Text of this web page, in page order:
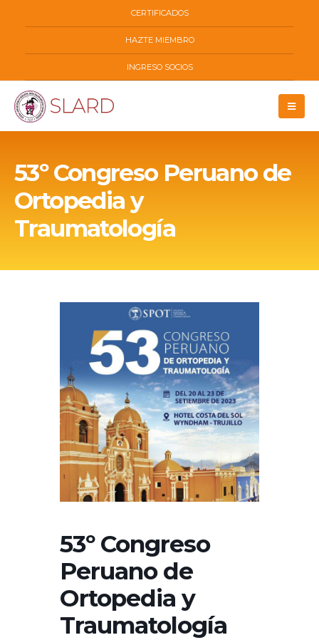
CERTIFICADOS
HAZTE MIEMBRO
INGRESO SOCIOS
53º Congreso Peruano de
Ortopedia y
Traumatología
53º Congreso
Peruano de
Ortopedia y
Traumatología